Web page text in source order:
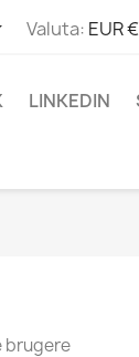
Valuta: EUR €
LINKEDIN
brugere